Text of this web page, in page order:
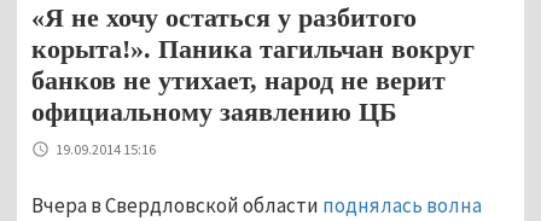
«Я не хочу остаться у разбитого
корыта!». Паника тагильчан вокруг
банков не утихает, народ не верит
официальному заявлению ЦБ
19.09.2014 15:16
Вчера в Свердловской области поднялась волна